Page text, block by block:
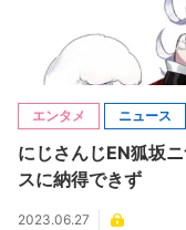
エンタメ ニュース
にじさんじEN狐坂
スに納得できず
2023.06.27